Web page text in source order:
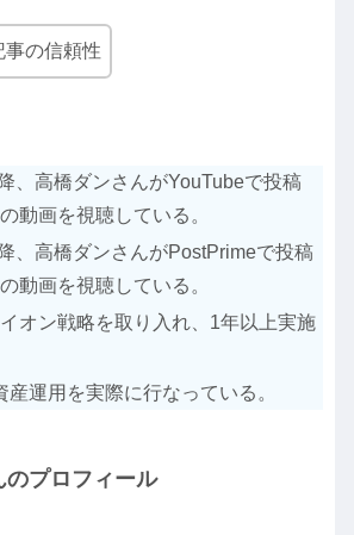
事の信頼性
、高橋ダンさんがYouTubeで投稿
動画を視聴している。
、高橋ダンさんがPostPrimeで投稿
動画を視聴している。
オン戦略を取り入れ、1年以上実施
産運用を実際に行なっている。
のプロフィール